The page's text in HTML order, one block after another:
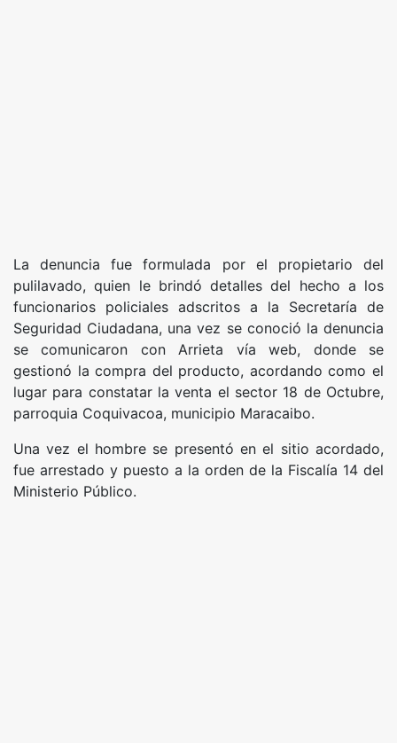
La denuncia fue formulada por el propietario del
pulilavado, quien le brindó detalles del hecho a los
funcionarios policiales adscritos a la Secretaría de
Seguridad Ciudadana, una vez se conoció la denuncia
se comunicaron con Arrieta vía web, donde se
gestionó la compra del producto, acordando como el
lugar para constatar la venta el sector 18 de Octubre,
parroquia Coquivacoa, municipio Maracaibo.
Una vez el hombre se presentó en el sitio acordado,
fue arrestado y puesto a la orden de la Fiscalía 14 del
Ministerio Público.